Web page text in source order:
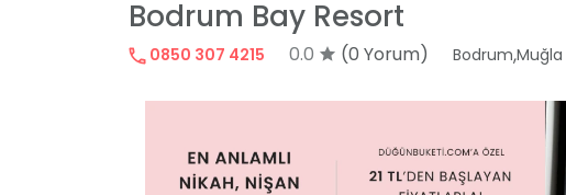
Bodrum Bay Resort
0850 307 4215 0.0 (0 Yorum) Bodrum,Muğla